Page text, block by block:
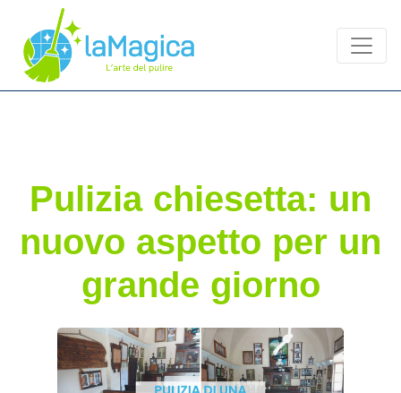
Pulizia chiesetta: un
nuovo aspetto per un
grande giorno